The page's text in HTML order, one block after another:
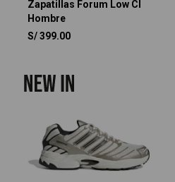
Zapatillas Forum Low Cl
Hombre
S/399.00